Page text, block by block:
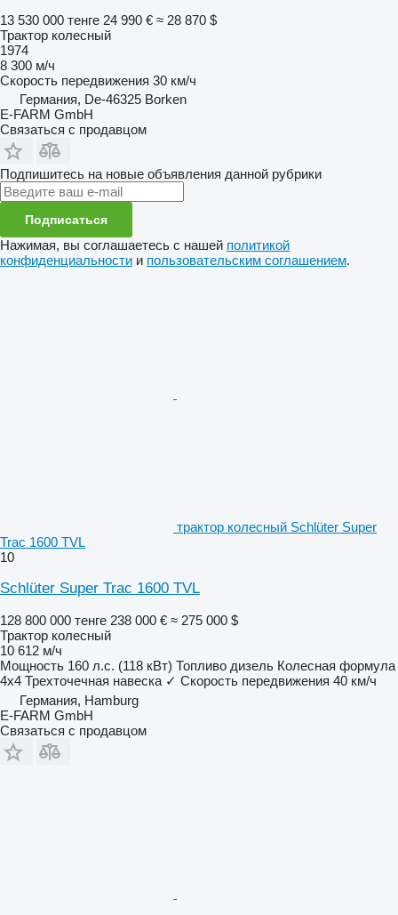
13 530 000 тенге 24 990 € ≈ 28 870 $
Трактор колесный
1974
8 300 м/ч
Скорость передвижения 30 км/ч
Германия, De-46325 Borken
E-FARM GmbH
Связаться с продавцом
Подпишитесь на новые объявления данной рубрики
Подписаться
Нажимая, вы соглашаетесь с нашей политикой
конфиденциальности и пользовательским соглашением.
трактор колесный Schlüter Super
Trac 1600 TVL
10
Schlüter Super Trac 1600 TVL
128 800 000 тенге 238 000 € ≈ 275 000 $
Трактор колесный
10 612 м/ч
Мощность 160 л.с. (118 кВт) Топливо дизель Колесная формула
4x4 Трехточечная навеска ✓ Скорость передвижения 40 км/ч
Германия, Hamburg
E-FARM GmbH
Связаться с продавцом